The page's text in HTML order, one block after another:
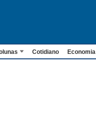
Cotidiano Economia